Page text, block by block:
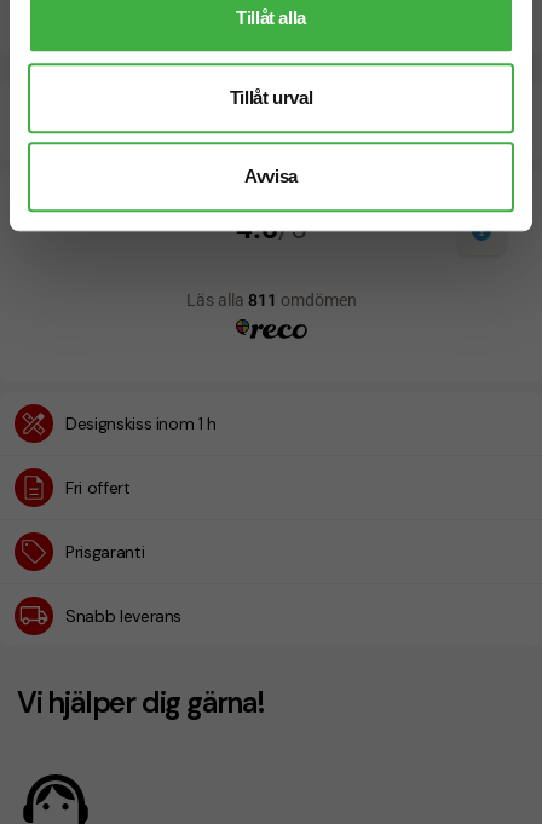
Tillåt alla
Tillåt urval
Avvisa
Snabbare leverans? Kontakta oss.
Designskiss inom 1 h
Fri offert
Prisgaranti
Snabb leverans
Vi hjälper dig gärna!